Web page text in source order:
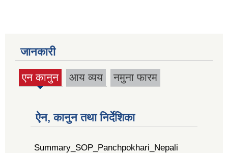
जानकारी
एन कानुन
(active
आय व्यय नमुना फारम
ऐन, कानुन तथा निर्देशिका
Summary_SOP_Panchpokhari_Nepali